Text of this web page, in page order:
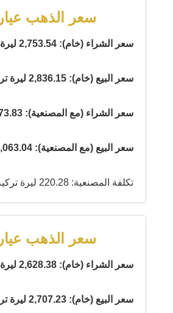
سعر الذهب عيار 22
سعر الشراء (خام): 2,753.54 ليرة تركية
سعر البيع (خام): 2,836.15 ليرة تركية
سعر الشراء (مع المصنعية): 2,973.83 ليرة تركية
سعر البيع (مع المصنعية): 3,063.04 ليرة تركية
تكلفة المصنعية: 220.28 ليرة تركية
سعر الذهب عيار 21
سعر الشراء (خام): 2,628.38 ليرة تركية
سعر البيع (خام): 2,707.23 ليرة تركية